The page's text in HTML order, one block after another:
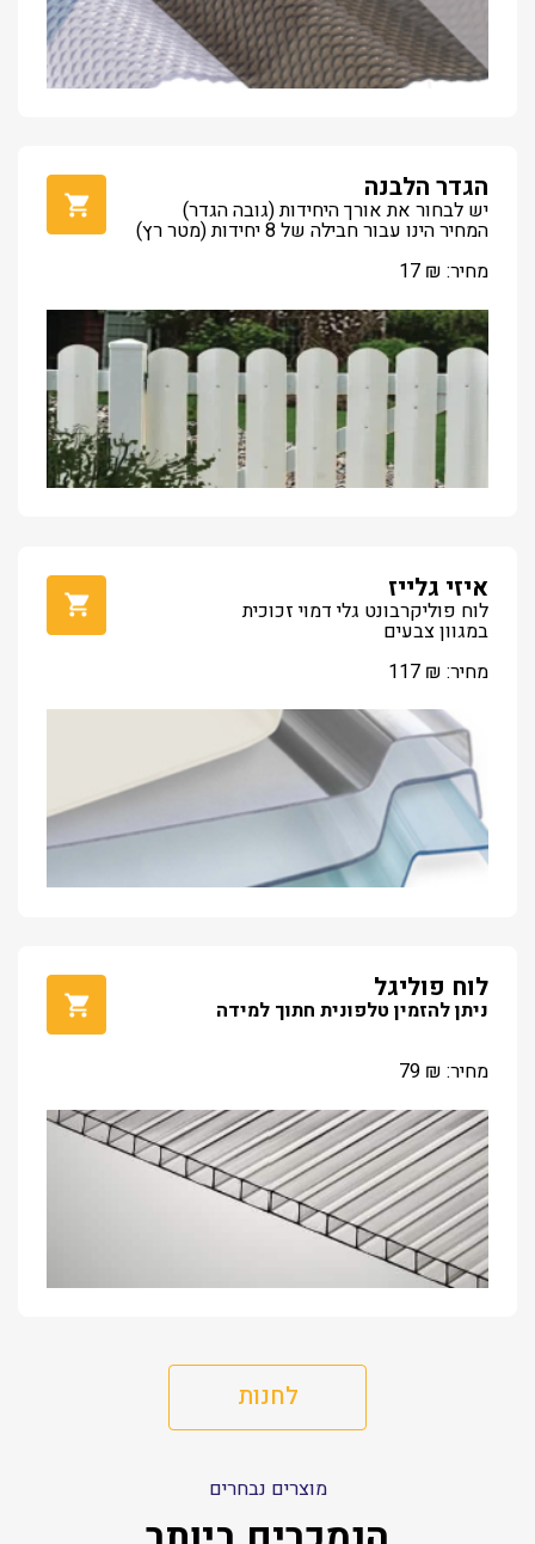
הגדר הלבנה
יש לבחור את אורך היחידות (גובה הגדר)
המחיר הינו עבור חבילה של 8 יחידות (מטר רץ)
מחיר:
17 ₪
איזי גלייז
לוח פוליקרבונט גלי דמוי זכוכית
במגוון צבעים
מחיר:
117 ₪
לוח פוליגל
ניתן להזמין טלפונית חתוך למידה
מחיר: 79 ₪
לחנות
מוצרים נבחרים